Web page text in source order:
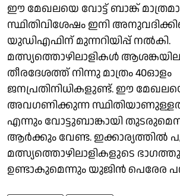
ഈ മേഖലയെ വോട്ട് ബാങ്ക്
സ്ഥിതിവിശേഷം ഇനി
യുഡിഎഫിന് മുന്നറിയിപ്പ് നൽകി.
മത്സ്യത്തൊഴിലാളികൾ
തീരദേശത്ത് നിന്നു മാത്രം 40ഓളം
ജനപ്രതിനിധികളുണ്ട്. ഈ
അവഗണിക്കുന്ന
എന്നും വോട്ടുബാങ്കായി
ആർക്കും വേണ്ട. ഇക്കാര്യത്തിൽ
മത്സ്യത്തൊഴിലാളികളുടെ
ഉണ്ടാകുമെന്നും യുജിൻ പെരേര